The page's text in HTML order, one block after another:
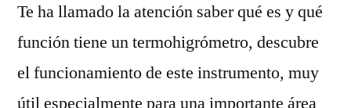
Te ha llamado la atención saber qué es y qué
función tiene un termohigrómetro, descubre
el funcionamiento de este instrumento, muy
útil especialmente para una importante área